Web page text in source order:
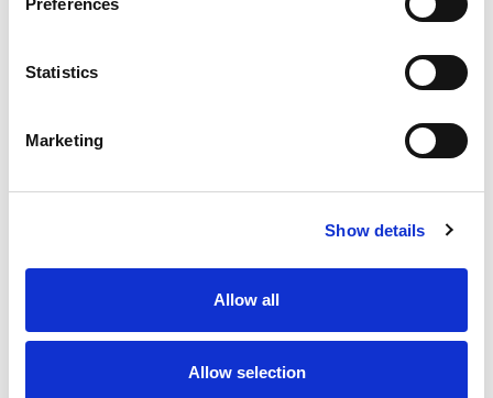
Preferences
Statistics
Marketing
Show details
Allow all
Allow selection